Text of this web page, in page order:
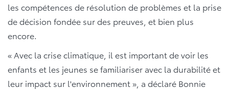
les compétences de résolution de problèmes et la prise
de décision fondée sur des preuves, et bien plus
encore.
« Avec la crise climatique, il est important de voir les
enfants et les jeunes se familiariser avec la durabilité et
leur impact sur l'environnement », a déclaré Bonnie